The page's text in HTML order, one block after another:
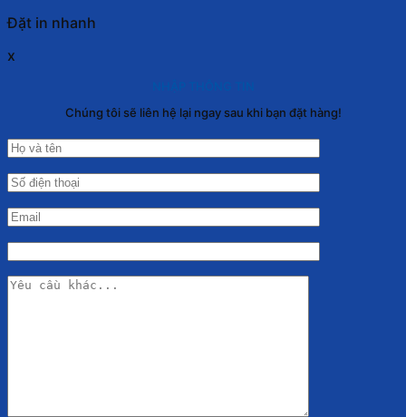
Đặt in nhanh
x
Chúng tôi sẽ liên hệ lại ngay sau khi bạn đặt hàng!